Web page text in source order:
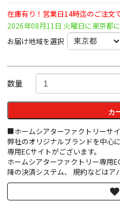
在庫有り！営業日14時迄のご注文
2026年08月11日 火曜日に東京都
お届け地域を選択
数量
カ
■ホームシアターファクトリーサ
弊社のオリジナルブランドを中心
専用ECサイトがございます。
ホームシアターファクトリー専用
降の決済システム、 規約などはア